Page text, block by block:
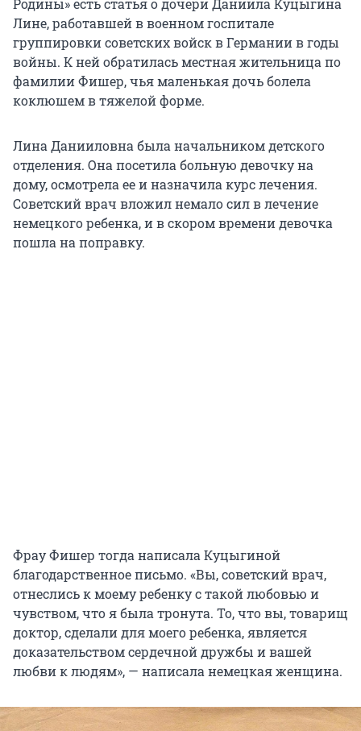
Родины» есть статья о дочери Даниила Куцыгина
Лине, работавшей в военном госпитале
группировки советских войск в Германии в годы
войны. К ней обратилась местная жительница по
фамилии Фишер, чья маленькая дочь болела
коклюшем в тяжелой форме.
Лина Данииловна была начальником детского
отделения. Она посетила больную девочку на
дому, осмотрела ее и назначила курс лечения.
Советский врач вложил немало сил в лечение
немецкого ребенка, и в скором времени девочка
пошла на поправку.
Фрау Фишер тогда написала Куцыгиной
благодарственное письмо. «Вы, советский врач,
отнеслись к моему ребенку с такой любовью и
чувством, что я была тронута. То, что вы, товарищ
доктор, сделали для моего ребенка, является
доказательством сердечной дружбы и вашей
любви к людям», — написала немецкая женщина.